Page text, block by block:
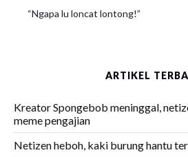
“Ngapa lu loncat lontong!”
ARTIKEL
Kreator Spongebob meninggal,
meme pengajian
Netizen heboh, kaki burung hantu